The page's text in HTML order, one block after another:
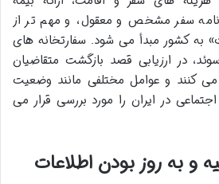
سفر مشخص و معقول، و مهم تر از
به کشور مبدأ می شود. سفارتخانه های
در ارزیابی قصد بازگشت متقاضیان
کنند و عوامل مختلفی مانند وضعیت
در ایران را مورد بررسی قرار می
و به روز بودن اطلاعات